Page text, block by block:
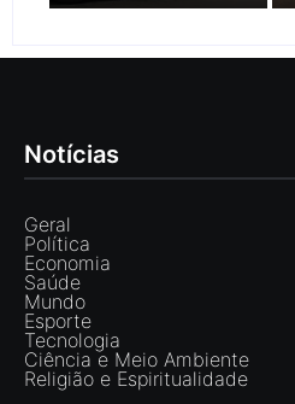
Notícias
Geral
Política
Economia
Saúde
Mundo
Esporte
Tecnologia
Ciência e Meio Ambiente
Religião e Espiritualidade